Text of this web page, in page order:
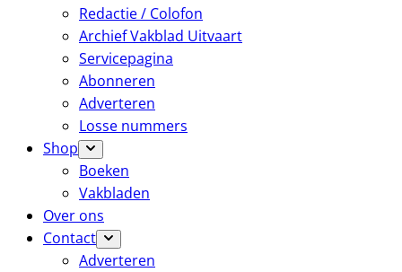
Redactie / Colofon
Archief Vakblad Uitvaart
Servicepagina
Abonneren
Adverteren
Losse nummers
Shop
Boeken
Vakbladen
Over ons
Contact
Adverteren